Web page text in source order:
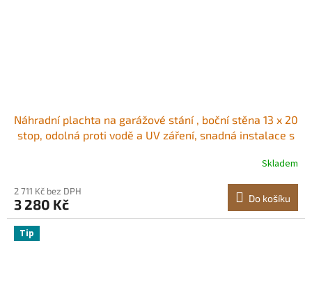
Náhradní plachta na garážové stání , boční stěna 13 x 20
stop, odolná proti vodě a UV záření, snadná instalace s
Skladem
2 711 Kč bez DPH
3 280 Kč Do košíku
Tip